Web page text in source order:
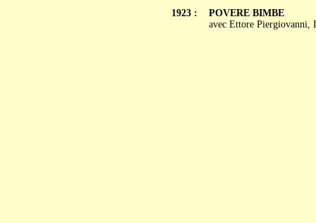
1923 :
POVERE BIMBE
avec Ettore